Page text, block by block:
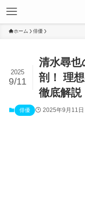
ホーム 俳優
清水尋
剖！ 理
徹底解説
2025
9/11
俳優 2025年9月11日